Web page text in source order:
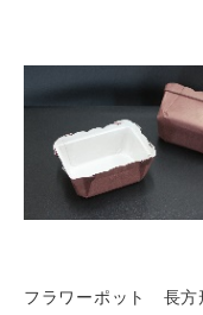
フラワーポット 長